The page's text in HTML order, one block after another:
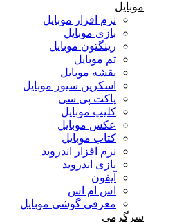
موبایل
نرم افزار موبایل
بازی موبایل
رینگتون موبایل
تم موبایل
نقشه موبایل
اسکرین سیور موبایل
پاکت پی سی
کلیپ موبایل
عکس موبایل
کتاب موبایل
نرم افزار اندروید
بازی اندروید
آیفون
اس ام اس
معرفی گوشی موبایل
سرگرمی